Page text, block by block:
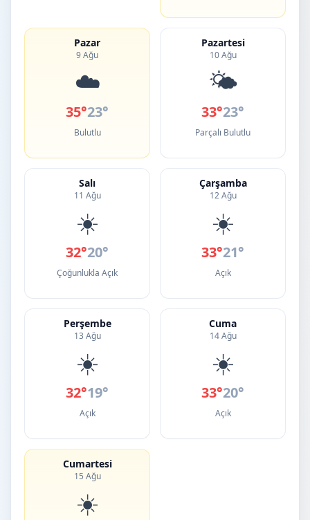
Pazar
9 Ağu
☁️
35°23°
Bulutlu
Pazartesi
10 Ağu
🌤️
33°23°
Parçalı Bulutlu
Salı
11 Ağu
☀️
32°20°
Çoğunlukla Açık
Çarşamba
12 Ağu
☀️
33°21°
Açık
Perşembe
13 Ağu
☀️
32°19°
Açık
Cuma
14 Ağu
☀️
33°20°
Açık
Cumartesi
15 Ağu
☀️